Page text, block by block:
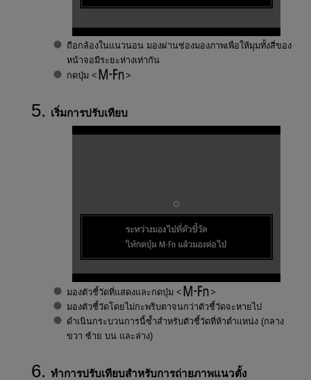
ถือกล้องในแนวนอน มองผ่านช่องมองภาพเพื่อให้มุมทั้งสี่ของ
หน้าจอมีระยะห่างเท่ากัน
กดปุ่ม
เริ่มการปรับเทียบ
มองตัวชี้วัดที่แสดงและกดปุ่ม
มองตัวชี้วัดโดยไม่กะพริบตาจนกว่าตัวชี้วัดจะหายไป
ดำเนินกระบวนการนี้ซ้ำสำหรับตัวชี้วัดที่ห้าตำแหน่ง (กลาง
ขวา ซ้าย บน และล่าง)
ทำการปรับเทียบสำหรับการถ่ายภาพแนวตั้ง